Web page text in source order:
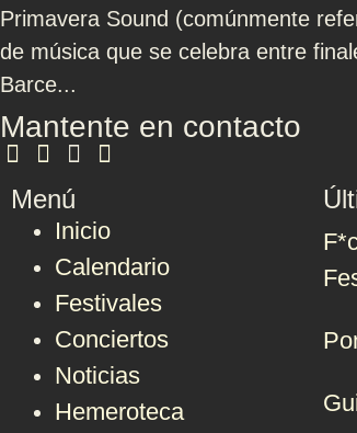
Primavera Sound (comúnmente
de música que se celebra entre
Barce...
Mantente en contacto
Menú
Inicio
Calendario
Festivales
Conciertos
Noticias
Hemeroteca